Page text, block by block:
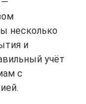
несколько
и
учёт
с